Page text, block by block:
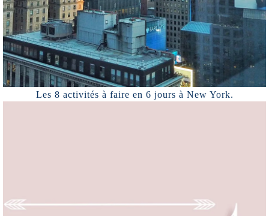
Les 8 activités à faire en 6 jours à New York.